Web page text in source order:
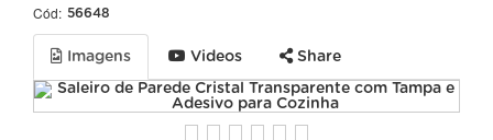
Cód: 56648
Imagens Videos Share